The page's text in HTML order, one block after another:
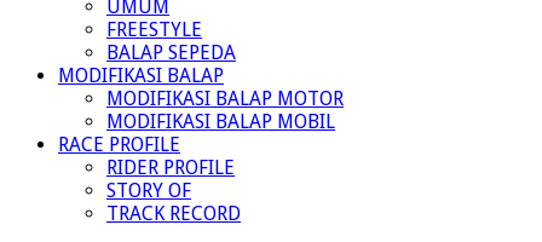
UMUM
FREESTYLE
BALAP SEPEDA
MODIFIKASI BALAP
MODIFIKASI BALAP MOTOR
MODIFIKASI BALAP MOBIL
RACE PROFILE
RIDER PROFILE
STORY OF
TRACK RECORD